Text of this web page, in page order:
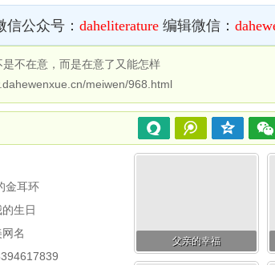
信公众号： daheliterature编辑微信：
是不在意，而是在意了又能怎样
meiwen/968.html
金耳环
生日
名
父亲的幸福